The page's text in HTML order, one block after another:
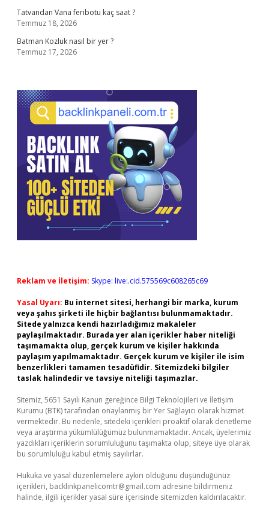
Tatvandan Vana feribotu kaç saat ?
Temmuz 18, 2026
Batman Kozluk nasıl bir yer ?
Temmuz 17, 2026
Reklam ve İletişim: Skype: live:.cid.575569c608265c69
Yasal Uyarı: Bu internet sitesi, herhangi bir marka, kurum
veya şahıs şirketi ile hiçbir bağlantısı bulunmamaktadır.
Sitede yalnızca kendi hazırladığımız makaleler
paylaşılmaktadır. Burada yer alan içerikler haber niteliği
taşımamakta olup, gerçek kurum ve kişiler hakkında
paylaşım yapılmamaktadır. Gerçek kurum ve kişiler ile isim
benzerlikleri tamamen tesadüfidir. Sitemizdeki bilgiler
taslak halindedir ve tavsiye niteliği taşımazlar.
Sitemiz, 5651 Sayılı Kanun gereğince Bilgi Teknolojileri ve İletişim
Kurumu (BTK) tarafından onaylanmış bir Yer Sağlayıcı olarak hizmet
vermektedir. Bu nedenle, sitedeki içerikleri proaktif olarak denetleme
veya araştırma yükümlülüğümüz bulunmamaktadır. Ancak, üyelerimiz
yazdıkları içeriklerin sorumluluğunu taşımakta olup, siteye üye olarak
bu sorumluluğu kabul etmiş sayılırlar.
Hukuka ve yasal düzenlemelere aykırı olduğunu düşündüğünüz
içerikleri, backlinkpanelicomtr@gmail.com adresine bildirmeniz
halinde, ilgili içerikler yasal süre içerisinde sitemizden kaldırılacaktır.